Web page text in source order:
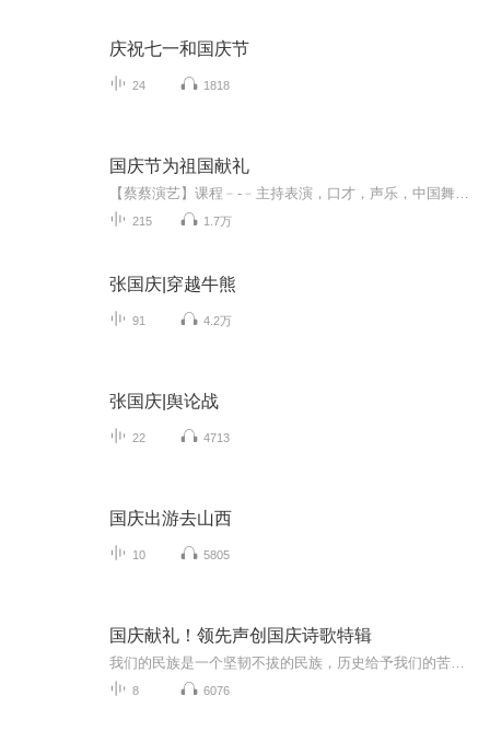
庆祝七一和国庆节
24 1818
国庆节为祖国献礼
215 1.7万
张国庆|穿越牛熊
91 4.2万
张国庆|舆论战
22 4713
国庆出游去山西
10 5805
国庆献礼！领先声创国庆诗歌特辑
8 6076